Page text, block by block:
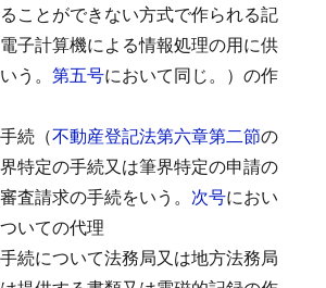
ことができない方式で作られる記
子計算機による情報処理の用に供
う。 第五号において同じ。）の作
続（不動産登記法第六章第二節の
特定の手続又は筆界特定の申請の
査請求の手続をいう。 次号におい
いての代理
続について法務局又は地方法務局